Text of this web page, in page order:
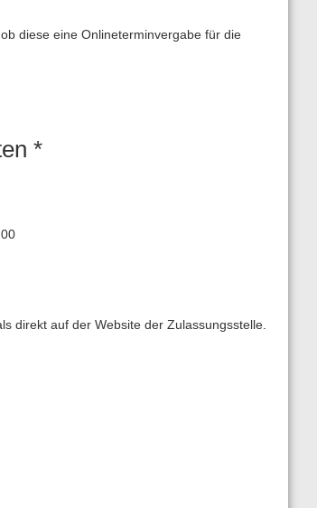
diese eine Onlineterminvergabe für die
*
direkt auf der Website der Zulassungsstelle.